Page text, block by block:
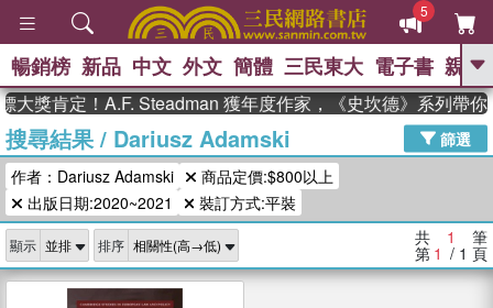
5
GO
熱搜： 東野圭吾 高希均教授回憶錄
、 The Odyssey 、 父親節 、 如果歷
史是一群喵 、 暑期推薦
獎 臺灣漫遊錄
登輝時代 、 數學女孩：黎曼猜想 、
偉大的迷走神經
暢銷榜 新品 中文 外文 簡體 三民東大 電子書 親子
獎肯定！A.F. Steadman 獲年度作家，《史坎德》系列帶你
搜尋結果/ Dariusz Adamski
篩選
作者：Dariusz Adamski
商品定價:$800以上
出版日期:2020~2021
裝訂方式:平裝
顯示 排序 共 1 筆
第 1 / 1 頁